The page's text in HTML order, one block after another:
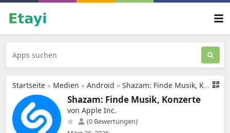
Startseite » Medien » Android » Shazam: Finde Musik, Konzerte
Shazam: Finde Musik, Konzerte
von Apple Inc.
(0 Bewertungen)